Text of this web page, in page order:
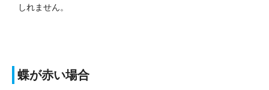
しれません。
蝶が赤い場合